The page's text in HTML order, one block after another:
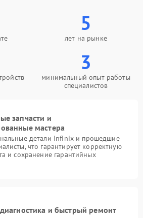
5
лет на рынке
3
минимальный опыт работы
специалистов
запчасти и
мастера
детали Infinix и прошедшие
что гарантирует корректную
и сохранение гарантийных
и быстрый ремонт